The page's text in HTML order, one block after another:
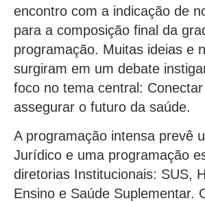
encontro com a indicação de
para a composição final da
programação. Muitas ideias e
surgiram em um debate
foco no tema central:
assegurar o futuro da saúde.
A programação intensa prevê
Jurídico e uma programação
diretorias Institucionais: SUS,
Ensino e Saúde Suplementar.